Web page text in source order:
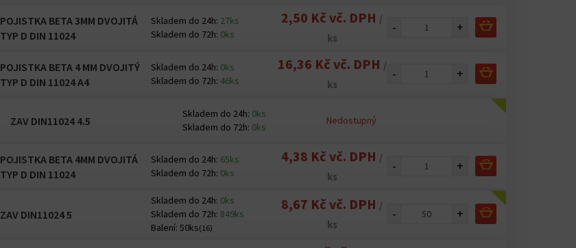
POJISTKA BETA 3MM DVOJITÁ
TYP D DIN 11024
Skladem do 24h: 27ks
Skladem do 72h: 0ks
2,50 Kč vč. DPH /
ks
- +
POJISTKA BETA 4 MM DVOJITÝ
TYP D DIN 11024 A4
Skladem do 24h: 0ks
Skladem do 72h: 46ks
16,36 Kč vč. DPH /
ks
- +
ZAV DIN11024 4.5
Skladem do 24h: 0ks
Skladem do 72h: 0ks
Nedostupný
POJISTKA BETA 4MM DVOJITÁ
TYP D DIN 11024
Skladem do 24h: 65ks
Skladem do 72h: 0ks
4,38 Kč vč. DPH /
ks
- +
ZAV DIN11024 5
Skladem do 24h: 0ks
Skladem do 72h: 849ks
Balení: 50ks(16)
8,67 Kč vč. DPH /
ks
- +